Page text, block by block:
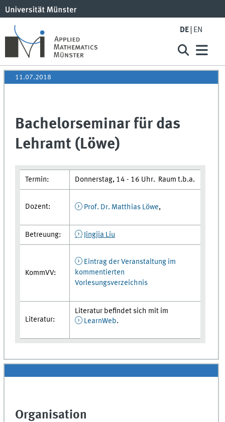
DE EN
11.07.2018
Bachelorseminar für das
Lehramt (Löwe)
Termin: Donnerstag, 14 - 16 Uhr. Raum t.b.a.
Dozent: Prof. Dr. Matthias Löwe,
Betreuung: Jingjia Liu
KommVV:
Eintrag der Veranstaltung im
kommentierten
Vorlesungsverzeichnis
Literatur:
Literatur befindet sich mit im
LearnWeb.
Organisation